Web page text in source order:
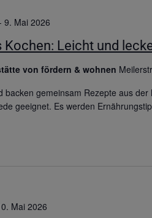
Kochen: Leicht und
9. Mai 2026
von fördern & wohnen
backen gemeinsam Rezepte aus
geeignet. Es werden
Mai 2026